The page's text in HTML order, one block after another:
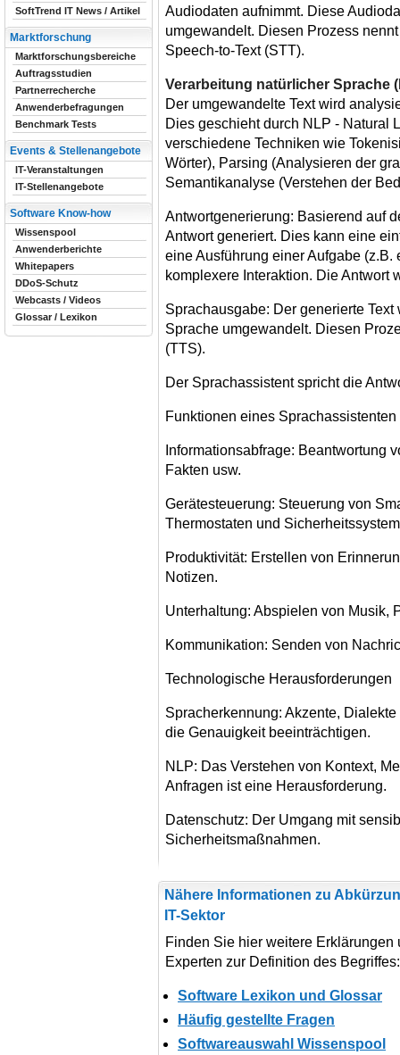
Audiodaten aufnimmt. Diese
umgewandelt. Diesen Prozess
Speech-to-Text (STT).
Verarbeitung natürlicher Sprache
Der umgewandelte Text wird
Dies geschieht durch NLP - Natural
verschiedene Techniken wie
Wörter), Parsing (Analysieren der
Semantikanalyse (Verstehen der
Antwortgenerierung: Basierend auf
Antwort generiert. Dies kann eine
eine Ausführung einer Aufgabe
komplexere Interaktion. Die Antwort
Sprachausgabe: Der generierte
Sprache umgewandelt. Diesen
(TTS).
Der Sprachassistent spricht die
Funktionen eines Sprachassistenten
Informationsabfrage: Beantwortung
Fakten usw.
Gerätesteuerung: Steuerung von
Thermostaten und
Produktivität: Erstellen von
Notizen.
Unterhaltung: Abspielen von Musik,
Kommunikation: Senden von
Technologische Herausforderungen
Spracherkennung: Akzente,
die Genauigkeit beeinträchtigen.
NLP: Das Verstehen von Kontext,
Anfragen ist eine Herausforderung.
Datenschutz: Der Umgang mit
Sicherheitsmaßnahmen.
Nähere Informationen zu
IT-Sektor
Finden Sie hier weitere
Experten zur Definition des
Software Lexikon und Glossar
Häufig gestellte Fragen
Softwareauswahl Wissenspool
SoftTrend IT News / Artikel
Marktforschung
Marktforschungsbereiche
Auftragsstudien
Partnerrecherche
Anwenderbefragungen
Benchmark Tests
Events & Stellenangebote
IT-Veranstaltungen
IT-Stellenangebote
Software Know-how
Wissenspool
Anwenderberichte
Whitepapers
DDoS-Schutz
Webcasts / Videos
Glossar / Lexikon